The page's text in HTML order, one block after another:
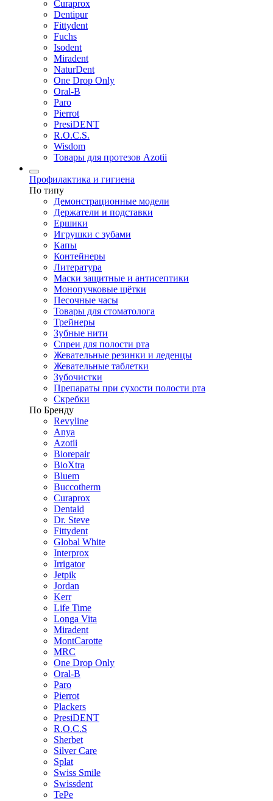
Curaprox
Dentipur
Fittydent
Fuchs
Isodent
Miradent
NaturDent
One Drop Only
Oral-B
Paro
Pierrot
PresiDENT
R.O.C.S.
Wisdom
Товары для протезов Azotii
Профилактика и гигиена
По типу
Демонстрационные модели
Держатели и подставки
Ершики
Игрушки с зубами
Капы
Контейнеры
Литература
Маски защитные и антисептики
Монопучковые щётки
Песочные часы
Товары для стоматолога
Трейнеры
Зубные нити
Спреи для полости рта
Жевательные резинки и леденцы
Жевательные таблетки
Зубочистки
Препараты при сухости полости рта
Скребки
По Бренду
Revyline
Anya
Azotii
Biorepair
BioXtra
Bluem
Buccotherm
Curaprox
Dentaid
Dr. Steve
Fittydent
Global White
Interprox
Irrigator
Jetpik
Jordan
Kerr
Life Time
Longa Vita
Miradent
MontCarotte
MRC
One Drop Only
Oral-B
Paro
Pierrot
Plackers
PresiDENT
R.O.C.S
Sherbet
Silver Care
Splat
Swiss Smile
Swissdent
TePe